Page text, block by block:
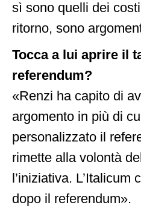
sì sono quelli dei
ritorno, sono
Tocca a lui aprire il
referendum?
«Renzi ha capito di
argomento in più di
personalizzato il
rimette alla volontà
l’iniziativa.
dopo il referendum».